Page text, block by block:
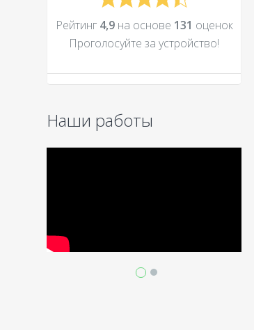
Рейтинг 4,9на основе 131 оценок
Проголосуйте за устройcтво!
Наши работы